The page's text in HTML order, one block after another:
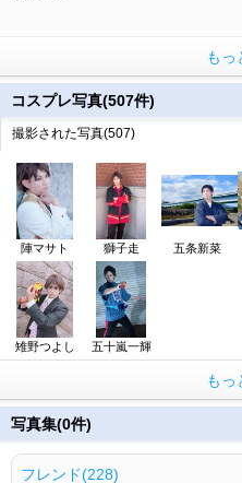
もっ
コスプレ写真(507件)
撮影された写真(507)
陣マサト 獅子走 五条新菜
雉野つよし 五十嵐一輝
もっ
写真集(0件)
フレンド(228)